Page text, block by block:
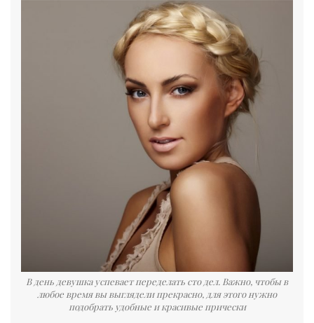
В день девушка успевает переделать сто дел. Важно, чтобы в
любое время вы выглядели прекрасно, для этого нужно
подобрать удобные и красивые прически